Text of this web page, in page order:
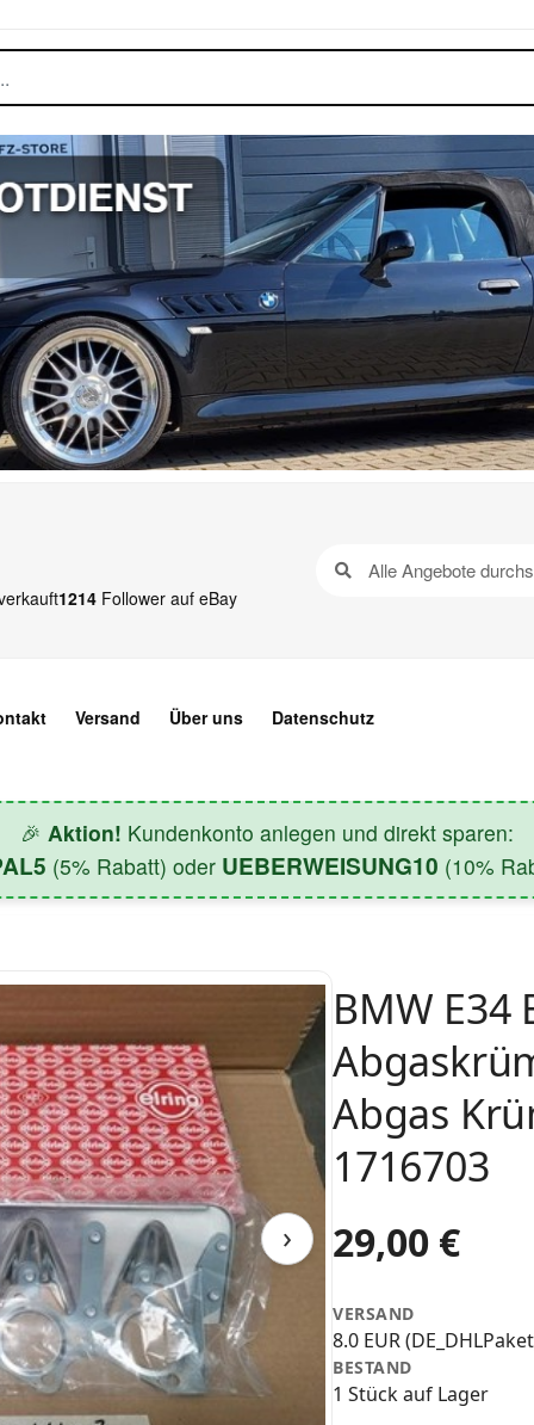
1214 Follower auf eBay
Versand Über uns Datenschutz
🎉 Aktion! Kundenkonto anlegen und direkt sparen:
(5% Rabatt) oder UEBERWEISUNG10 (10%
›
BMW E34
Abgas
1716703
29,00 €
VERSAND
8.0 EUR
BESTAND
1 Stück auf Lager